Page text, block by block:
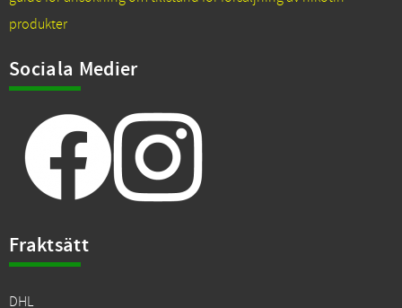
produkter
Sociala Medier
Fraktsätt
DHL